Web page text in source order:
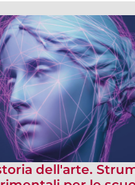
dell'arte.